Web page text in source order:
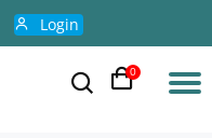
Login
0